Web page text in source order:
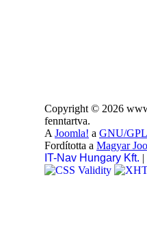
Copyright © 2026
fenntartva.
A Joomla! a GNU/
Fordította a Magyar
IT-Nav Hungary Kft. |